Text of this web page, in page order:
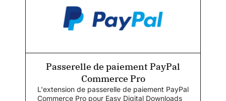
Passerelle de paiement PayPal
Commerce Pro
L'extension de passerelle de paiement PayPal
Commerce Pro pour Easy Digital Downloads